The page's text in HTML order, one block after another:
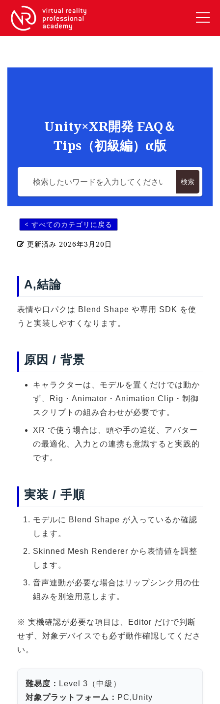
VRアカデミーとは
【2026年10月】ARエキスパートコース
【2026年10月】VRエキスパートコース
《SDGs》
U-15メタバースプログラミング講座
受講生紹介
イベント
企業向け
《3DGS》
3DGSスキャンサービス
3DGS受託開発
3D Gaussian Splatting アプリ開発研修
受託開発
《最新プロダクト》
超体験★販促システム『XR Showcase Hub』2025年4月発売
MR体験型研修プラットフォーム『LegacyLink XR』2025年10月
バーチャルイベントプラットフォーム『MetaLiveStage』2025年
3D空間キャプチャーアプリ『Qoocan』
開発中
製造現場を革新する！『XR Worksupport Hub』開発中
《企業研修》
Unity研修
HoloLens 2 アプリ開発研修
《研究会》
Unity×XR開発 FAQ＆
Tips（初級編）α版
検索
< すべてのカテゴリに戻る
更新済み 2026年3月20日
A,結論
表情や口パクは Blend Shape や専用 SDK を使
うと実装しやすくなります。
原因 / 背景
キャラクターは、モデルを置くだけでは動か
ず、Rig・Animator・Animation Clip・制御
スクリプトの組み合わせが必要です。
XR で使う場合は、頭や手の追従、アバター
の最適化、入力との連携も意識すると実践的
です。
実装 / 手順
モデルに Blend Shape が入っているか確認
します。
Skinned Mesh Renderer から表情値を調整
します。
音声連動が必要な場合はリップシンク用の仕
組みを別途用意します。
※ 実機確認が必要な項目は、Editor だけで判断
せず、対象デバイスでも必ず動作確認してくださ
い。
難易度： Level 3（中級）
対象プラットフォーム： PC,Unity